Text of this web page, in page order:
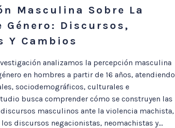
Masculina Sobre La
Género: Discursos,
Y Cambios
analizamos la percepción masculina
en hombres a partir de 16 años, atendiendo
sociodemográficos, culturales e
busca comprender cómo se construyen las
masculinos ante la violencia machista,
discursos negacionistas, neomachistas y...